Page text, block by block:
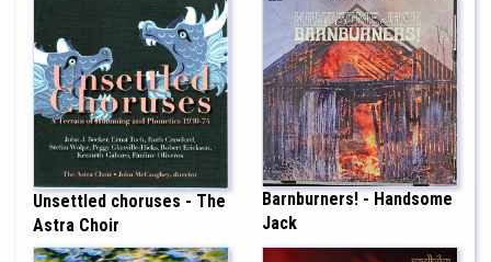
Unsettled choruses - The
Astra Choir
Barnburners! - Handsome
Jack